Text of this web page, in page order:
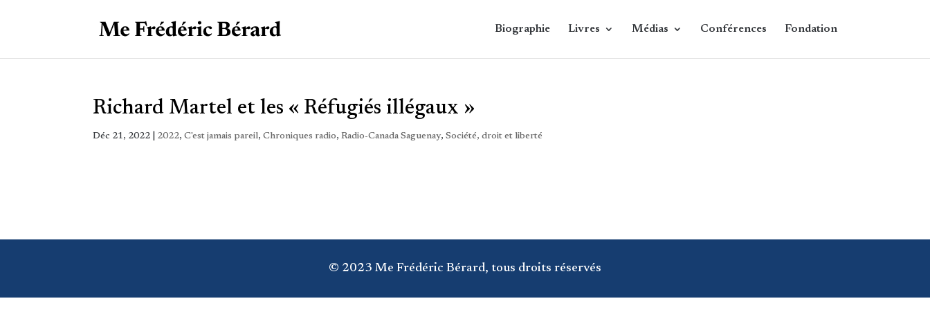
Biographie Livres Médias Conférences Fondation
Richard Martel et les « Réfugiés illégaux »
Déc 21, 2022 2022,C'est jamais pareil,Chroniques radio,Radio-Canada Saguenay,Société, droit et liberté
© 2023 Me Frédéric Bérard, tous droits réservés